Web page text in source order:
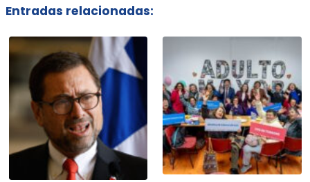
Entradas relacionadas: